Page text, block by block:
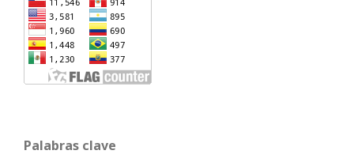
Palabras clave